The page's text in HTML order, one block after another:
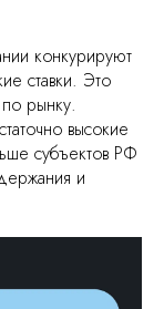
конкурируют
ставки. Это
рынку.
высокие
субъектов РФ
и